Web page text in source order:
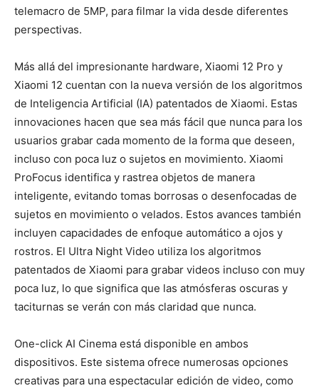
telemacro de 5MP, para filmar la vida desde diferentes
perspectivas.
Más allá del impresionante hardware, Xiaomi 12 Pro y
Xiaomi 12 cuentan con la nueva versión de los algoritmos
de Inteligencia Artificial (IA) patentados de Xiaomi. Estas
innovaciones hacen que sea más fácil que nunca para los
usuarios grabar cada momento de la forma que deseen,
incluso con poca luz o sujetos en movimiento. Xiaomi
ProFocus identifica y rastrea objetos de manera
inteligente, evitando tomas borrosas o desenfocadas de
sujetos en movimiento o velados. Estos avances también
incluyen capacidades de enfoque automático a ojos y
rostros. El Ultra Night Video utiliza los algoritmos
patentados de Xiaomi para grabar videos incluso con muy
poca luz, lo que significa que las atmósferas oscuras y
taciturnas se verán con más claridad que nunca.
One-click AI Cinema está disponible en ambos
dispositivos. Este sistema ofrece numerosas opciones
creativas para una espectacular edición de video, como